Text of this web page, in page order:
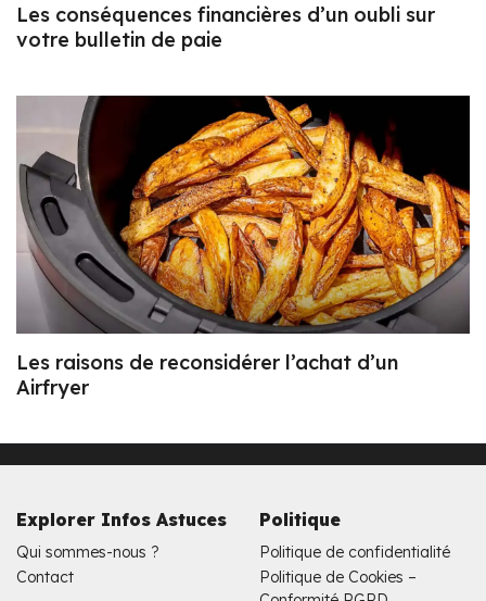
Les conséquences financières d’un oubli sur
votre bulletin de paie
Les raisons de reconsidérer l’achat d’un
Airfryer
Explorer Infos Astuces
Qui sommes-nous ?
Contact
Politique
Politique de confidentialité
Politique de Cookies –